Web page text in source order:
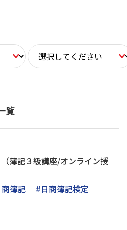
覧
簿記３級講座/オンライン授
簿記 #日商簿記検定